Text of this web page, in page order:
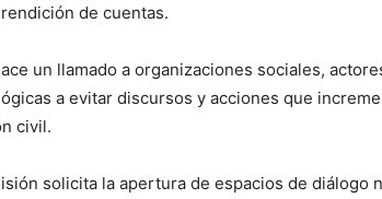
de cuentas.
un llamado a organizaciones sociales,
a evitar discursos y acciones que
civil.
solicita la apertura de espacios de diálogo